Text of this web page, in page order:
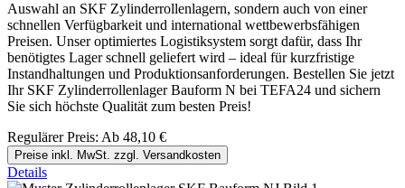
Auswahl an SKF Zylinderrollenlagern, sondern auch von einer
schnellen Verfügbarkeit und international wettbewerbsfähigen
Preisen. Unser optimiertes Logistiksystem sorgt dafür, dass Ihr
benötigtes Lager schnell geliefert wird – ideal für kurzfristige
Instandhaltungen und Produktionsanforderungen. Bestellen Sie jetzt
Ihr SKF Zylinderrollenlager Bauform N bei TEFA24 und sichern
Sie sich höchste Qualität zum besten Preis!
Regulärer Preis: Ab 48,10 €
Preise inkl. MwSt. zzgl. Versandkosten
Details